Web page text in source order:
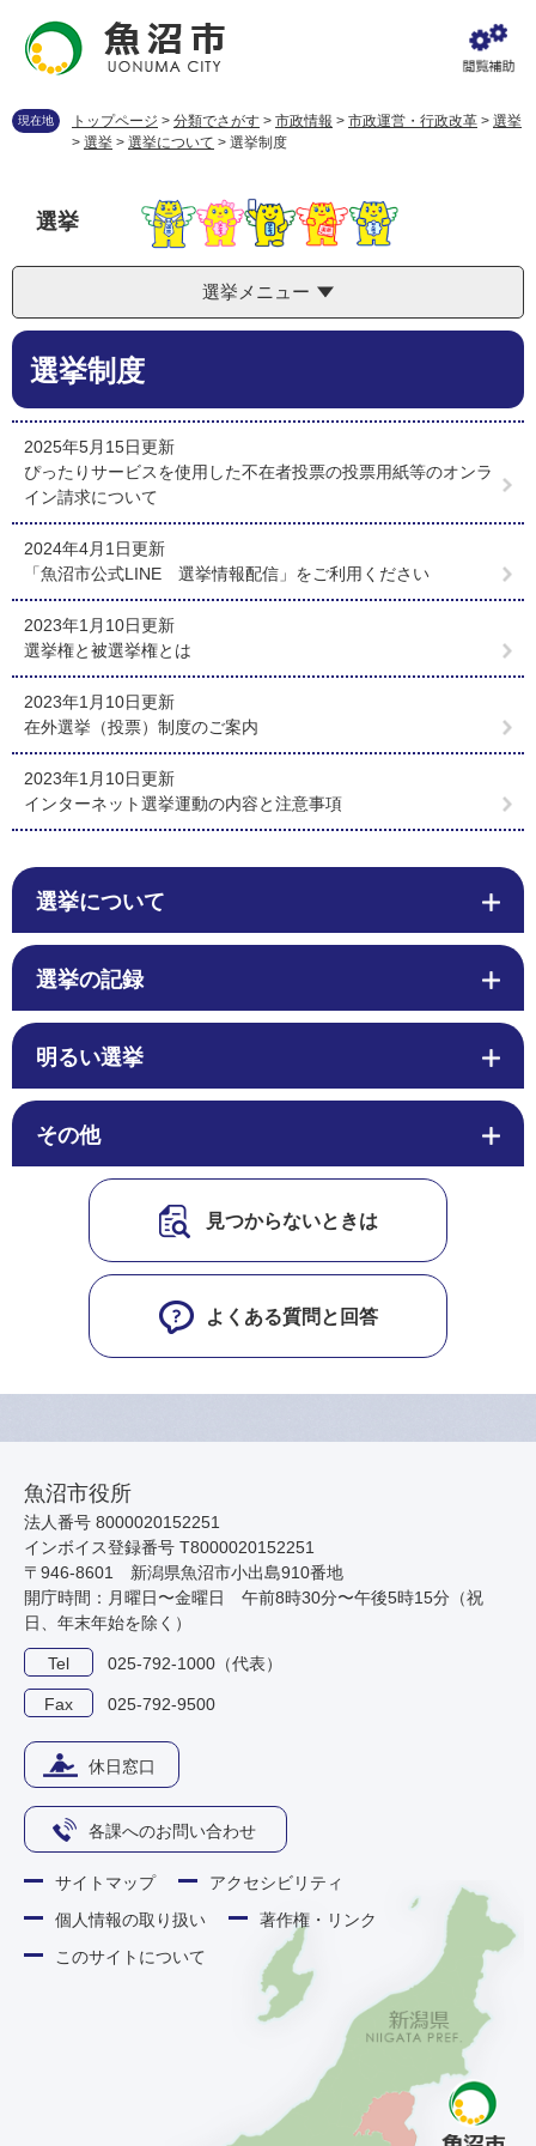
先
を
文
現在地 トップページ > 分類でさがす > 市政情報 > 市政運営・行政改革 > 選挙
> 選挙 > 選挙について > 選挙制度
選挙
選挙メニュー
本
選挙制度
2025年5月15日更新
ぴったりサービスを使用した不在者投票の投票用紙等のオンラ
イン請求について
2024年4月1日更新
「魚沼市公式LINE 選挙情報配信」をご利用ください
2023年1月10日更新
選挙権と被選挙権とは
2023年1月10日更新
在外選挙（投票）制度のご案内
2023年1月10日更新
インターネット選挙運動の内容と注意事項
選挙について
選挙の記録
明るい選挙
その他
見つからないときは
よくある質問と回答
魚沼市役所
法人番号 8000020152251
インボイス登録番号 T8000020152251
〒946-8601 新潟県魚沼市小出島910番地
開庁時間：月曜日〜金曜日 午前8時30分〜午後5時15分（祝
日、年末年始を除く）
Tel 025-792-1000（代表）
Fax 025-792-9500
休日窓口
各課へのお問い合わせ
サイトマップ
アクセシビリティ
個人情報の取り扱い
著作権・リンク
このサイトについて